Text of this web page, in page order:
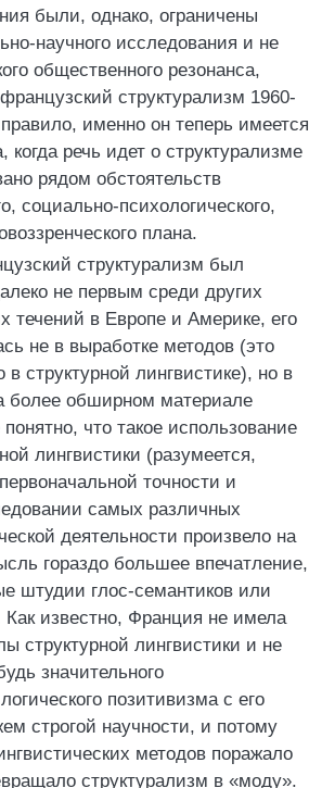
были, однако, ограничены
научного исследования и не
общественного резонанса,
структурализм 1960-
именно он теперь имеется
когда речь идет о структурализме
рядом обстоятельств
социально-психологического,
плана.
структурализм был
не первым среди других
течений в Европе и Америке, его
не в выработке методов (это
структурной лингвистике), но в
более обширном материале
что такое использование
лингвистики (разумеется,
точности и
самых различных
деятельности произвело на
гораздо большее впечатление,
штудии глос-семантиков или
Как известно, Франция не имела
структурной лингвистики и не
значительного
позитивизма с его
строгой научности, и потому
методов поражало
структурализм в «моду».